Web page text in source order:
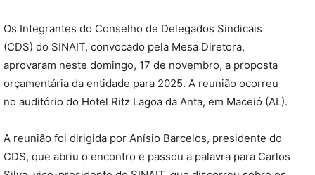
Os Integrantes do Conselho de Delegados Sindicais
(CDS) do SINAIT, convocado pela Mesa Diretora,
aprovaram neste domingo, 17 de novembro, a proposta
orçamentária da entidade para 2025. A reunião ocorreu
no auditório do Hotel Ritz Lagoa da Anta, em Maceió (AL).
A reunião foi dirigida por Anísio Barcelos, presidente do
CDS, que abriu o encontro e passou a palavra para Carlos